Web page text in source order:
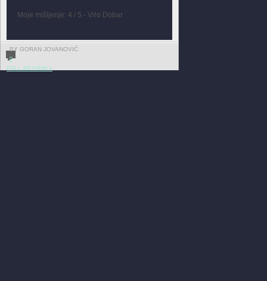
Moje mišljenje: 4 / 5 - Vrlo Dobar
BY GORAN JOVANOVIĆ
0
FULL REVIEW »